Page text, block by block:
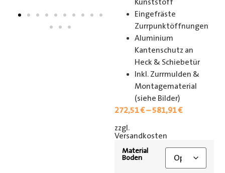
Kunststoff
Eingefräste
Zurrpunktöffnungen
Aluminium
Kantenschutz an
Heck & Schiebetür
Inkl. Zurrmulden &
Montagematerial
(siehe Bilder)
272,51€–581,91€
zzgl.
Versandkosten
Material
Boden